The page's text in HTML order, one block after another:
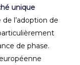
unique
l’adoption de
de phase.